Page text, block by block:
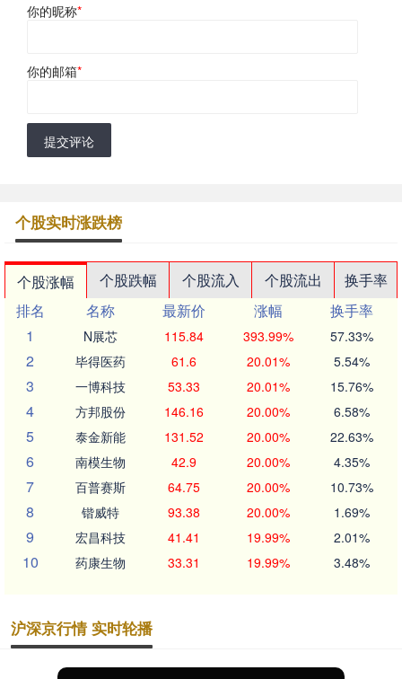
你的昵称*
你的邮箱*
提交评论
个股实时涨跌榜
个股涨幅 个股跌幅 个股流入 个股流出
换手率
排名
名称 最新价 涨幅
换手率
1
N展芯 115.84 393.99% 57.33%
2 毕得医药 61.6 20.01% 5.54%
3 一博科技 53.33 20.01% 15.76%
4 方邦股份 146.16 20.00% 6.58%
5 泰金新能 131.52 20.00% 22.63%
6 南模生物 42.9 20.00% 4.35%
7 百普赛斯 64.75 20.00% 10.73%
8 锴威特 93.38 20.00% 1.69%
9 宏昌科技 41.41 19.99% 2.01%
10 药康生物 33.31 19.99% 3.48%
沪深京行情 实时轮播